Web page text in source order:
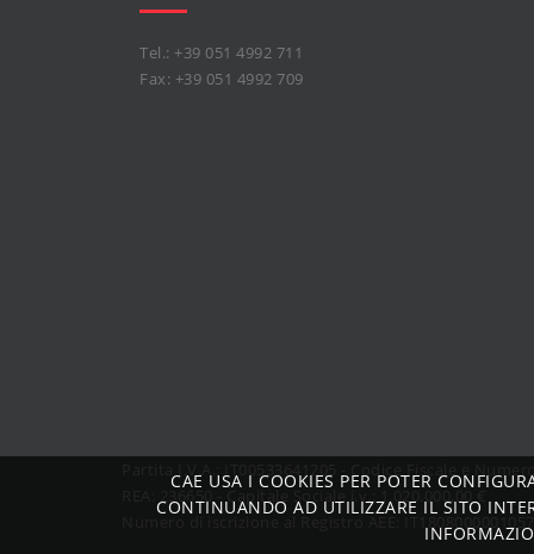
Tel.: +39 051 4992 711
Fax: +39 051 4992 709
CAE USA I COOKIES PER POTER
CONTINUANDO AD UTILIZZARE IL SITO